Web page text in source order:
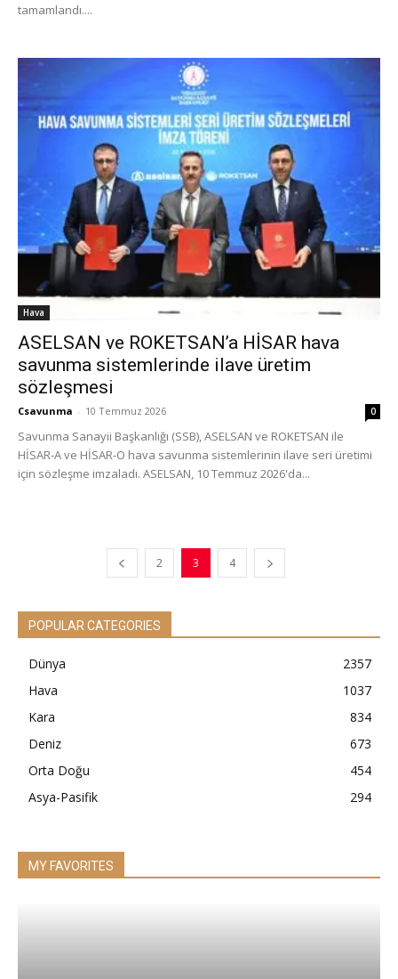
tamamlandı....
Hava
ASELSAN ve ROKETSAN’a HİSAR hava
savunma sistemlerinde ilave üretim
sözleşmesi
Csavunma - 10 Temmuz 2026 0
Savunma Sanayii Başkanlığı (SSB), ASELSAN ve ROKETSAN ile
HİSAR-A ve HİSAR-O hava savunma sistemlerinin ilave seri üretimi
için sözleşme imzaladı. ASELSAN, 10 Temmuz 2026'da...
2 3 4
POPULAR CATEGORIES
Dünya
2357
Hava
1037
Kara
834
Deniz
673
Orta Doğu
454
Asya-Pasifik
294
MY FAVORITES